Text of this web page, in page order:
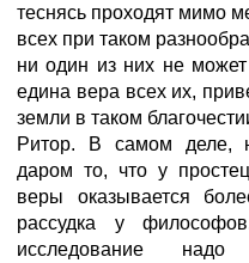
теснясь проходят мимо
всех при таком
ни один из них не может
едина вера всех их,
земли в таком
Ритор. В самом деле,
даром то, что у
веры оказывается
рассудка у
исследование